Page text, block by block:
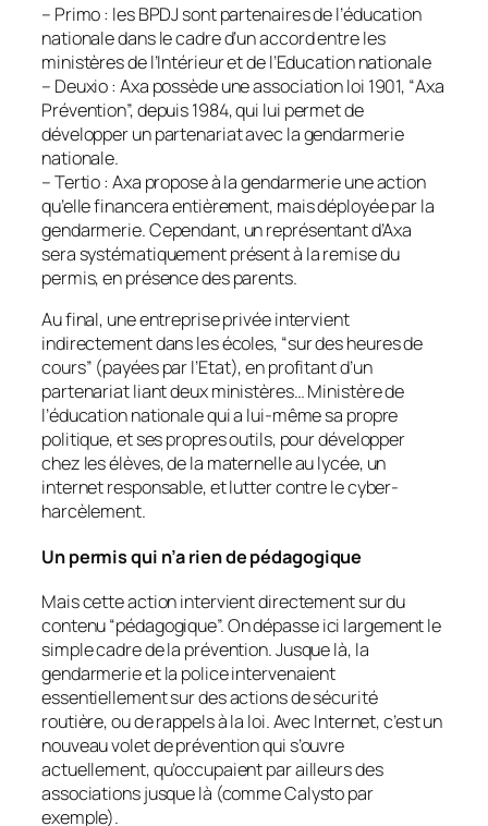
– Primo : les BPDJ sont partenaires de l’éducation
nationale dans le cadre d’un accord entre les
ministères de l’Intérieur et de l’Education nationale
– Deuxio : Axa possède une association loi 1901, “Axa
Prévention”, depuis 1984, qui lui permet de
développer un partenariat avec la gendarmerie
nationale.
– Tertio : Axa propose à la gendarmerie une action
qu’elle financera entièrement, mais déployée par la
gendarmerie. Cependant, un représentant d’Axa
sera systématiquement présent à la remise du
permis, en présence des parents.
Au final, une entreprise privée intervient
indirectement dans les écoles, “sur des heures de
cours” (payées par l’Etat), en profitant d’un
partenariat liant deux ministères… Ministère de
l’éducation nationale qui a lui-même sa propre
politique, et ses propres outils, pour développer
chez les élèves, de la maternelle au lycée, un
internet responsable, et lutter contre le cyber-
harcèlement.
Un permis qui n’a rien de pédagogique
Mais cette action intervient directement sur du
contenu “pédagogique”. On dépasse ici largement le
simple cadre de la prévention. Jusque là, la
gendarmerie et la police intervenaient
essentiellement sur des actions de sécurité
routière, ou de rappels à la loi. Avec Internet, c’est un
nouveau volet de prévention qui s’ouvre
actuellement, qu’occupaient par ailleurs des
associations jusque là (comme Calysto par
exemple).